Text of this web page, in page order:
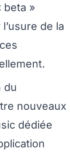
beta »
de la
du
nouveaux
dédiée